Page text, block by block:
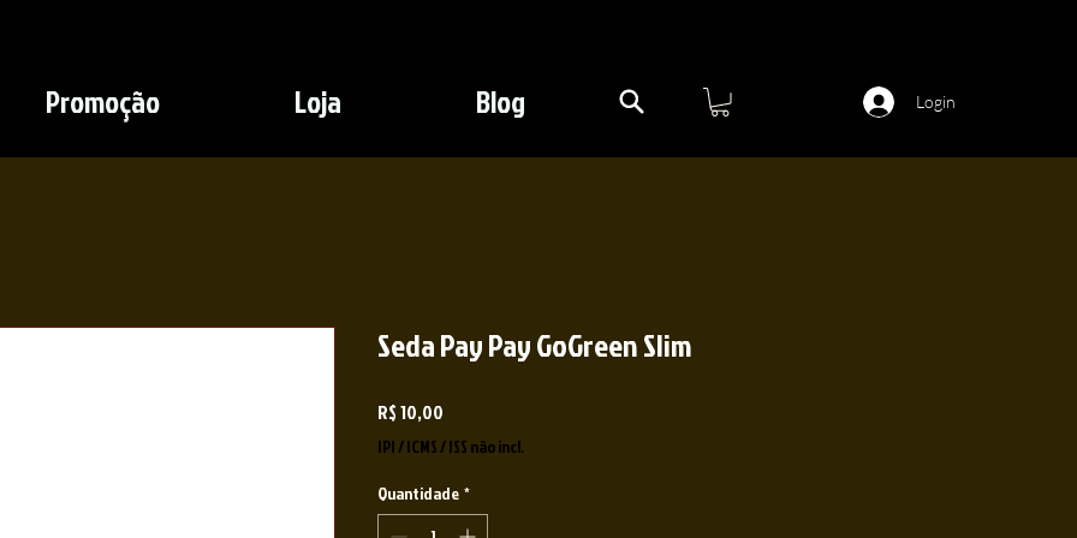
Promoção Loja Blog Login
Seda Pay Pay GoGreen Slim
R$ 10,00
IPI / ICMS / ISS não incl.
Quantidade *